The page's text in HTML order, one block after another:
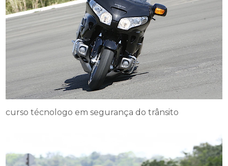
curso técnologo em segurança do trânsito